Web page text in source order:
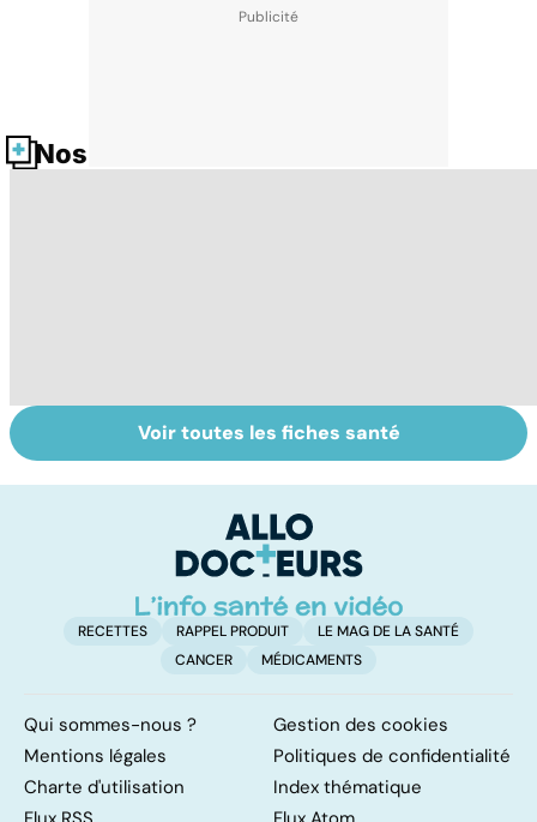
Nos fiches santé
Dérèglement
hormonal : et si
Tout savoir sur
les infections
Voir toutes les fiches santé
RECETTES RAPPEL PRODUIT
LE MAG DE LA SANTÉ
CANCER
MÉDICAMENTS
Qui sommes-nous ?
Gestion des cookies
Mentions légales
Politiques de confidentialité
Charte d'utilisation
Index thématique